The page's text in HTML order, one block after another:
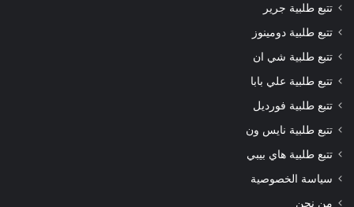
تتبع طلبية جرير
تتبع طلبية دومينوز
تتبع طلبية شي ان
تتبع طلبية علي بابا
تتبع طلبية فورديل
تتبع طلبية نايس ون
تتبع طلبية هاي بيبي
سياسة الخصوصية
من نحن